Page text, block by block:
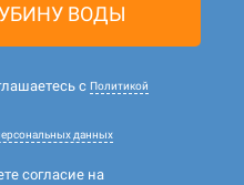
ВОДЫ
с Политикой
данных
согласие на